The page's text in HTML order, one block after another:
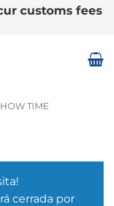
customs fees
TIME
cerrada por